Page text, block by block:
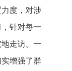
度，对涉
针对每一
走访、一
增强了群